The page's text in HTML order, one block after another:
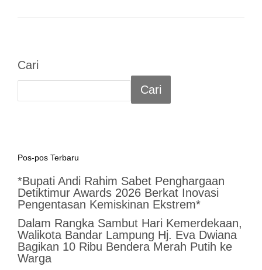
Cari
Cari
Pos-pos Terbaru
*Bupati Andi Rahim Sabet Penghargaan
Detiktimur Awards 2026 Berkat Inovasi
Pengentasan Kemiskinan Ekstrem*
Dalam Rangka Sambut Hari Kemerdekaan,
Walikota Bandar Lampung Hj. Eva Dwiana
Bagikan 10 Ribu Bendera Merah Putih ke
Warga